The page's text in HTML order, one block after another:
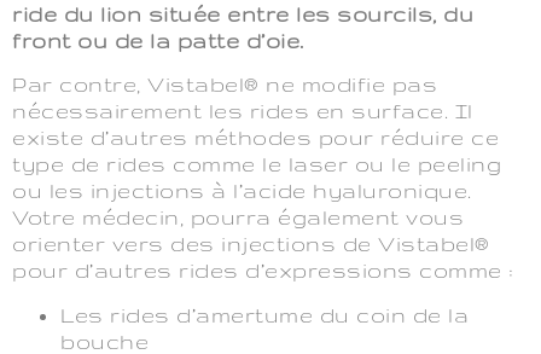
ride du lion située entre les sourcils, du
front ou de la patte d’oie.
Par contre, Vistabel® ne modifie pas
nécessairement les rides en surface. Il
existe d’autres méthodes pour réduire ce
type de rides comme le laser ou le peeling
ou les injections à l’acide hyaluronique.
Votre médecin, pourra également vous
orienter vers des injections de Vistabel®
pour d’autres rides d’expressions comme :
Les rides d’amertume du coin de la
bouche